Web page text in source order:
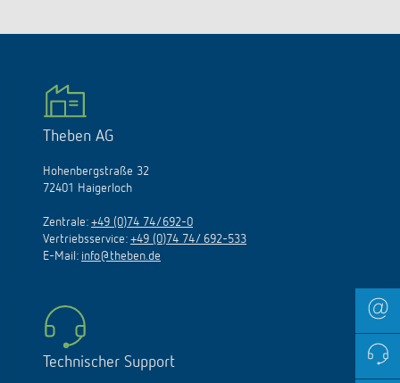
Theben AG
Hohenbergstraße 32
72401 Haigerloch
Zentrale: +49 (0)74 74/692-0
Vertriebsservice: +49 (0)74 74/ 692-533
E-Mail: info@theben.de
Technischer Support